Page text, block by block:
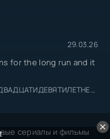
29.03.26
for the long run and it
АВАНТЮРИСТА
сериалы и фильмы